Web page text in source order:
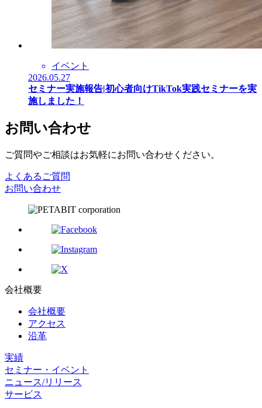
イベント
2026.05.27
セミナー実施報告|初心者向けTikTok実践セミナーを実
施しました！
お問い合わせ
ご質問やご相談はお気軽にお問い合わせください。
よくあるご質問
お問い合わせ
会社概要
会社概要
アクセス
沿革
実績
セミナー・イベント
ニュース/リリース
サービス